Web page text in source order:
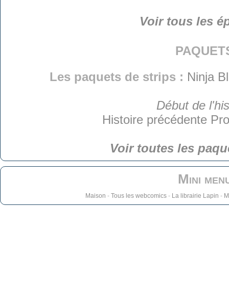
Voir tous les
Les paquets de strips : Ninja
Début de
Histoire précédente
Voir toutes les
Mini
Maison - Tous les webcomics- La librairie Lapin -